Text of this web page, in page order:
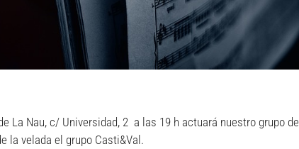
La Nau, c/ Universidad, 2 a las 19 h actuará nuestro grupo de
la velada el grupo Casti&Val.